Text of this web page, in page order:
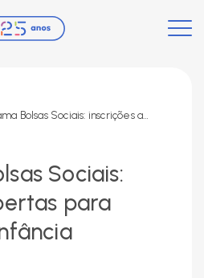
Programa Bolsas Sociais: inscrições abertas para Jardins-de-Infância
Sociais:
para